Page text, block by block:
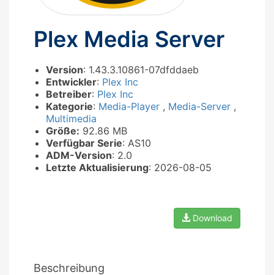
Plex Media Server
Version: 1.43.3.10861-07dfddaeb
Entwickler: Plex Inc
Betreiber: Plex Inc
Kategorie: Media-Player , Media-Server ,
Multimedia
Größe: 92.86 MB
Verfügbar Serie: AS10
ADM-Version: 2.0
Letzte Aktualisierung: 2026-08-05
Download
Beschreibung